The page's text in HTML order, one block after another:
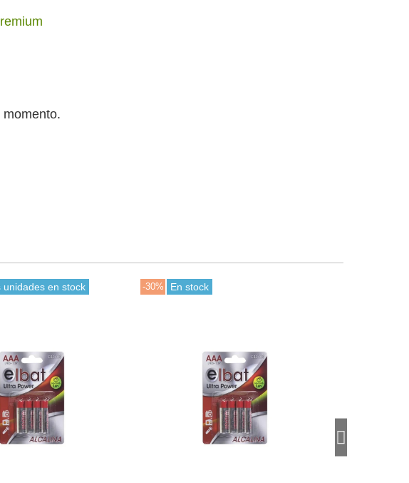
-30% Últimas unidades en stock